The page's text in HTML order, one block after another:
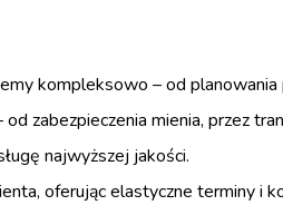
kompleksowo – od
zabezpieczenia mienia, przez
najwyższej jakości.
oferując elastyczne terminy i